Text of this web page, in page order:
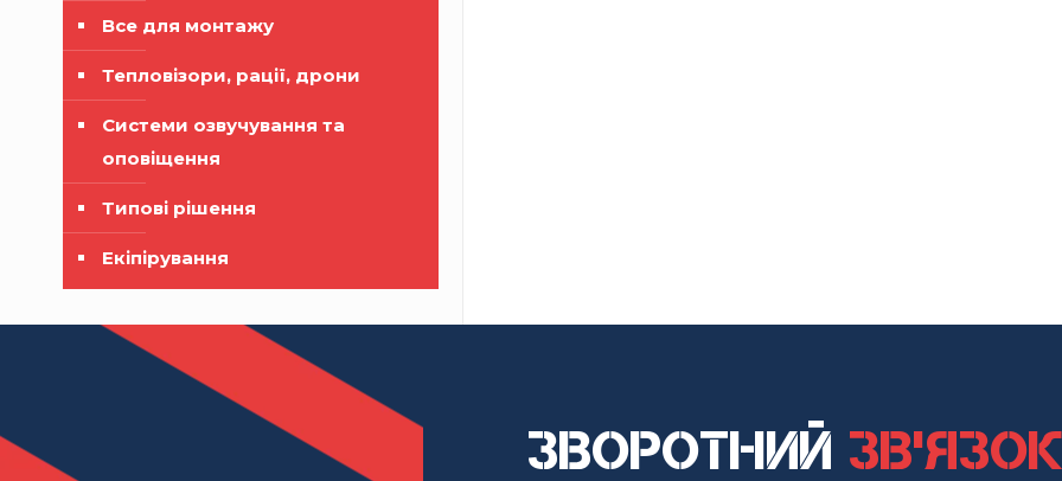
Все для монтажу
Тепловізори, рації, дрони
Системи озвучування та
оповіщення
Типові рішення
Екіпірування
Зворотний зв'язок